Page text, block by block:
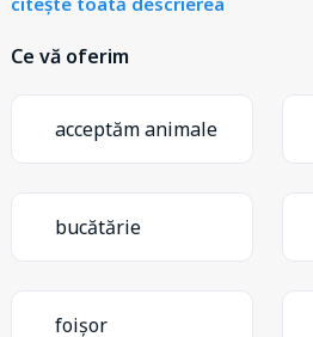
Ce vă oferim
acceptăm animale
bucătărie
foișor